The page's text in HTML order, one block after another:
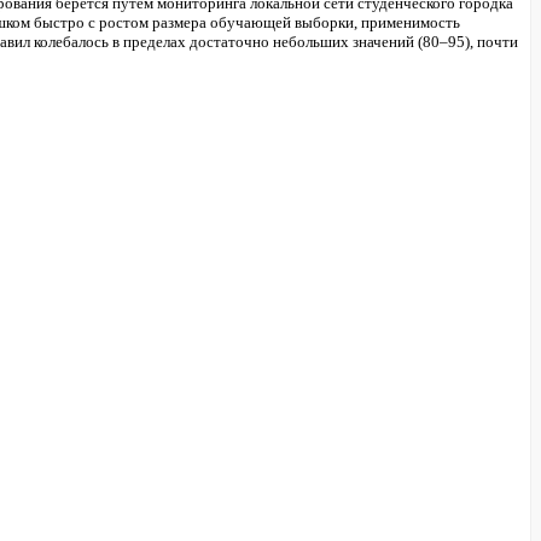
быстро с ростом размера обучающей выборки, применимость
колебалось в пределах достаточно небольших значений (80–95), почти